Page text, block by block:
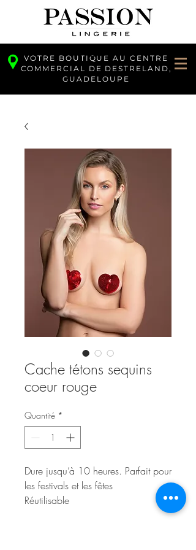
VOTRE BOUTIQUE AU CENTRE
COMMERCIAL DE DESTRELAND,
GUADELOUPE
Cache tétons sequins
coeur rouge
Quantité *
Dure jusqu’à 10 heures. Parfait pour
les festivals et les fêtes
Réutilisable